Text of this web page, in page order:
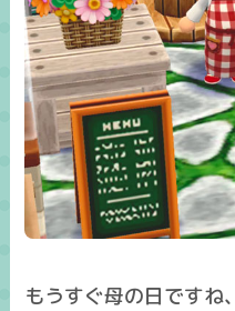
もうすぐ母の日ですね